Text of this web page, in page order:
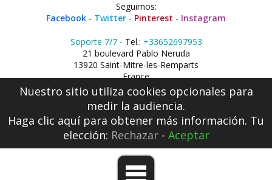
Seguirnos:
Facebook - Twitter - Pinterest - Instagram
Soporte 7/7- Tel.: +33652697953
21 boulevard Pablo Neruda
13920 Saint-Mitre-les-Remparts
France
Nuestro sitio utiliza cookies opcionales para
medir la audiencia.
Haga clic aquípara obtener más información. Tu
elección: Rechazar- Aceptar